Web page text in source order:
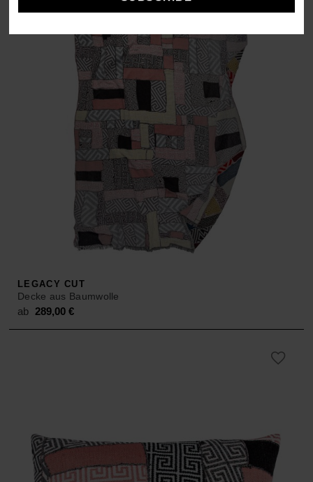
ab 149,00 €.ab 98,00 €.
LEGACY CUT
Decke aus Baumwolle
ab289,00€